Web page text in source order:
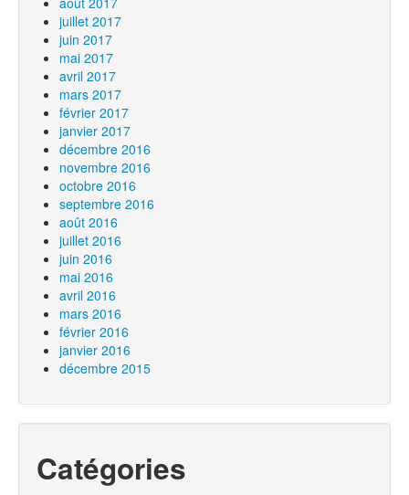
juillet 2017
juin 2017
mai 2017
avril 2017
mars 2017
février 2017
janvier 2017
décembre 2016
novembre 2016
octobre 2016
septembre 2016
août 2016
juillet 2016
juin 2016
mai 2016
avril 2016
mars 2016
février 2016
janvier 2016
décembre 2015
Catégories